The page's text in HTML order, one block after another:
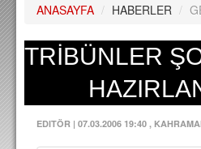
PUAN DURUMU
FİKSTÜR
A TAKIM KADROSU
TEKNİK KADRO
ANASAYFA / HABERLER /
TRİBÜNLER
EDITÖR | 07.03.2006 19:40 ,